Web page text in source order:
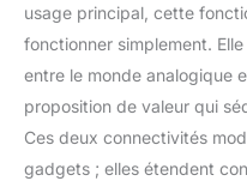
usage principal, cette
fonctionner simplement.
entre le monde analogique
proposition de valeur qui
Ces deux connectivités
gadgets ; elles étendent